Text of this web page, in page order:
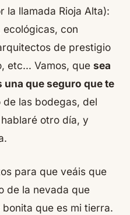
la llamada Rioja Alta):
con
de prestigio
etc… Vamos, que sea
que seguro que te
de las bodegas, del
otro día, y
para que veáis que
de la nevada que
que es mi tierra.